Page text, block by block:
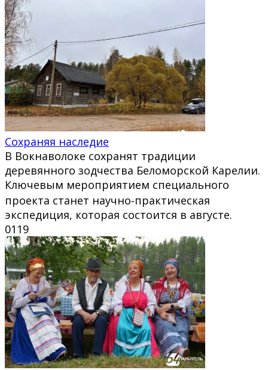
Сохраняя наследие
В Вокнаволоке сохранят традиции
деревянного зодчества Беломорской Карелии.
Ключевым мероприятием специального
проекта станет научно‑практическая
экспедиция, которая состоится в августе.
0119